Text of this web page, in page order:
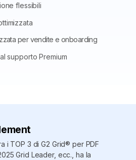
flessibili
per vendite e onboarding
supporto Premium
i TOP 3 di G2 Grid® per PDF
Grid Leader, ecc., ha la